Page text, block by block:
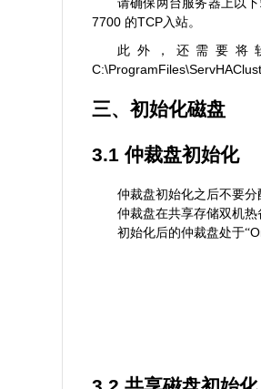
请确保两台服务器上以
7700 的TCP 入站。
此外，还需要将
三、 初始化磁盘
3.1仲裁盘初始化
仲裁盘初始化之后不要分
仲裁盘在共享存储双机热
初始化后的仲裁盘处于“